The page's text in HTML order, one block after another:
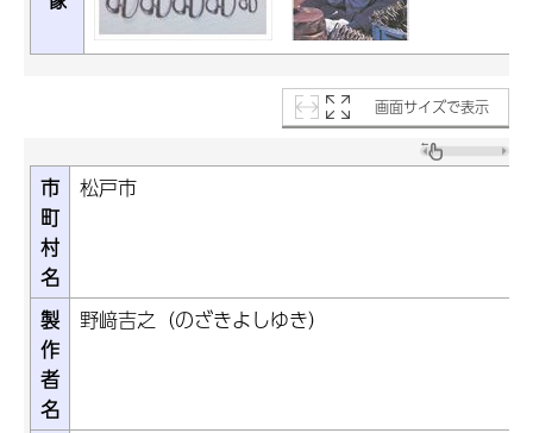
画面サイズで表示
市
町
村
名
松戸市
製
作
者
名
野﨑吉之（のざきよしゆき）